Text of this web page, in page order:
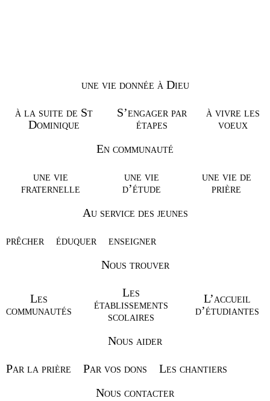
une vie donnée à Dieu
à la suite de St
Dominique
S’engager par
étapes
à vivre les
voeux
En communauté
une vie
fraternelle
une vie
d’étude
une vie de
prière
Au service des jeunes
prêcher éduquer
enseigner
Nous trouver
Les
communautés
Les
établissements
scolaires
L’accueil
d’étudiantes
Nous aider
Par la prière Par vos dons
Les chantiers
Nous contacter